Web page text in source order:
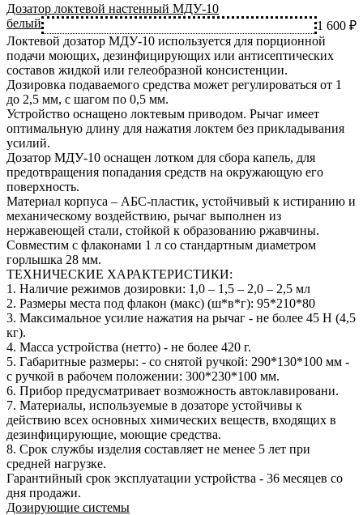
Дозатор локтевой настенный МДУ-10
белый
1 600 ₽
Локтевой дозатор МДУ-10 используется для порционной
подачи моющих, дезинфицирующих или антисептических
составов жидкой или гелеобразной консистенции.
Дозировка подаваемого средства может регулироваться от 1
до 2,5 мм, с шагом по 0,5 мм.
Устройство оснащено локтевым приводом. Рычаг имеет
оптимальную длину для нажатия локтем без прикладывания
усилий.
Дозатор МДУ-10 оснащен лотком для сбора капель, для
предотвращения попадания средств на окружающую его
поверхность.
Материал корпуса – АБС-пластик, устойчивый к истиранию и
механическому воздействию, рычаг выполнен из
нержавеющей стали, стойкой к образованию ржавчины.
Совместим с флаконами 1 л со стандартным диаметром
горлышка 28 мм.
ТЕХНИЧЕСКИЕ ХАРАКТЕРИСТИКИ:
1. Наличие режимов дозировки: 1,0 – 1,5 – 2,0 – 2,5 мл
2. Размеры места под флакон (макс) (ш*в*г): 95*210*80
3. Максимальное усилие нажатия на рычаг - не более 45 Н (4,5
кг).
4. Масса устройства (нетто) - не более 420 г.
5. Габаритные размеры: - со снятой ручкой: 290*130*100 мм -
с ручкой в рабочем положении: 300*230*100 мм.
6. Прибор предусматривает возможность автоклавировани.
7. Материалы, используемые в дозаторе устойчивы к
действию всех основных химических веществ, входящих в
дезинфицирующие, моющие средства.
8. Срок службы изделия составляет не менее 5 лет при
средней нагрузке.
Гарантийный срок эксплуатации устройства - 36 месяцев со
дня продажи.
Дозирующие системы